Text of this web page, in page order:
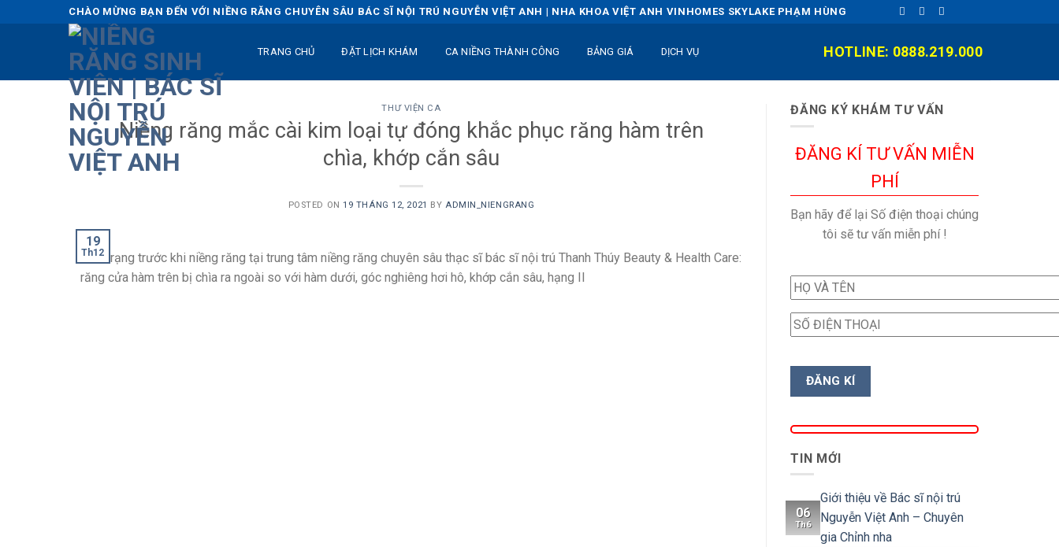
to
CHÀO MỪNG BẠN ĐẾN VỚI NIỀNG RĂNG CHUYÊN SÂU BÁC SĨ NỘI TRÚ NGUYỄN VIỆT ANH | NHA KHOA VIỆT ANH VINHOMES SKYLAKE PHẠM HÙNG
TRANG CHỦ ĐẶT LỊCH KHÁM CA NIỀNG THÀNH CÔNG BẢNG GIÁ DỊCH VỤ HOTLINE: 0888.219.000
THƯ VIỆN CA
Niềng răng mắc cài kim loại tự đóng khắc phục răng hàm trên
chìa, khớp cắn sâu
POSTED ON19 THÁNG 12, 2021 BY ADMIN_NIENGRANG
19
Th12
Tình trạng trước khi niềng răng tại trung tâm niềng răng chuyên sâu thạc sĩ bác sĩ nội trú Thanh Thúy Beauty & Health Care:
răng cửa hàm trên bị chìa ra ngoài so với hàm dưới, góc nghiêng hơi hô, khớp cắn sâu, hạng II
ĐĂNG KÝ KHÁM TƯ VẤN
ĐĂNG KÍ TƯ VẤN MIỄN
PHÍ
Bạn hãy để lại Số điện thoại chúng
tôi sẽ tư vấn miễn phí !
TIN MỚI
06
Th6
Giới thiệu về Bác sĩ nội trú
Nguyễn Việt Anh – Chuyên
gia Chỉnh nha